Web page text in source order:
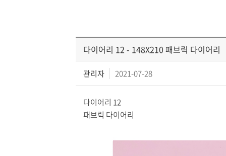
다이어리 12 - 148X210 패브릭 다이어리
관리자 2021-07-28
다이어리 12
패브릭 다이어리